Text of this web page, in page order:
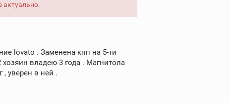
актуально.
lovato . Заменена кпп на 5-ти
владею 3 года . Магнитола
, уверен в ней .